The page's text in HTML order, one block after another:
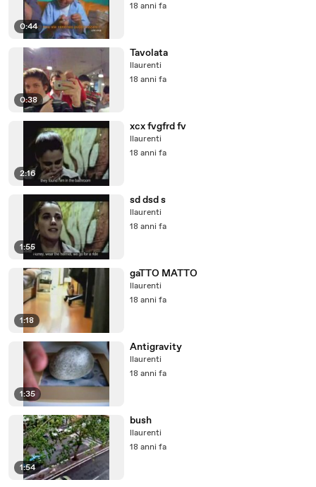
0:44
18 anni fa
0:38
Tavolata
llaurenti
18 anni fa
2:16
xcx fvgfrd fv
llaurenti
18 anni fa
1:55
sd dsd s
llaurenti
18 anni fa
1:18
gaTTO MATTO
llaurenti
18 anni fa
1:35
Antigravity
llaurenti
18 anni fa
1:54
bush
llaurenti
18 anni fa